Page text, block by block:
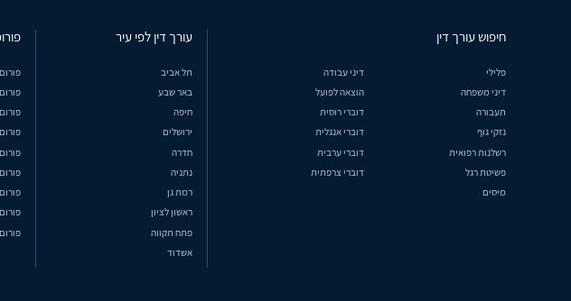
חיפוש עורך דין
פלילי
דיני עבודה
דיני משפחה
הוצאה לפועל
תעבורה
דוברי רוסית
נזקי גוף
דוברי אנגלית
רשלנות רפואית
דוברי ערבית
פשיטת רגל
דוברי צרפתית
מיסים
עורך דין לפי עיר
תל אביב
באר שבע
חיפה
ירושלים
חדרה
נתניה
רמת גן
ראשון לציון
פתח תקווה
אשדוד